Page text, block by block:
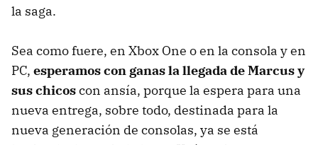
la saga.
Sea como fuere, en Xbox One o en la consola y en
PC, esperamos con ganas la llegada de Marcus y
sus chicoscon ansía, porque la espera para una
nueva entrega, sobre todo, destinada para la
nueva generación de consolas, ya se está